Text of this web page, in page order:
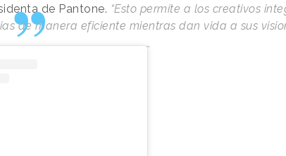
de Pantone. “Esto permite a los creativos
de manera eficiente mientras dan vida a sus